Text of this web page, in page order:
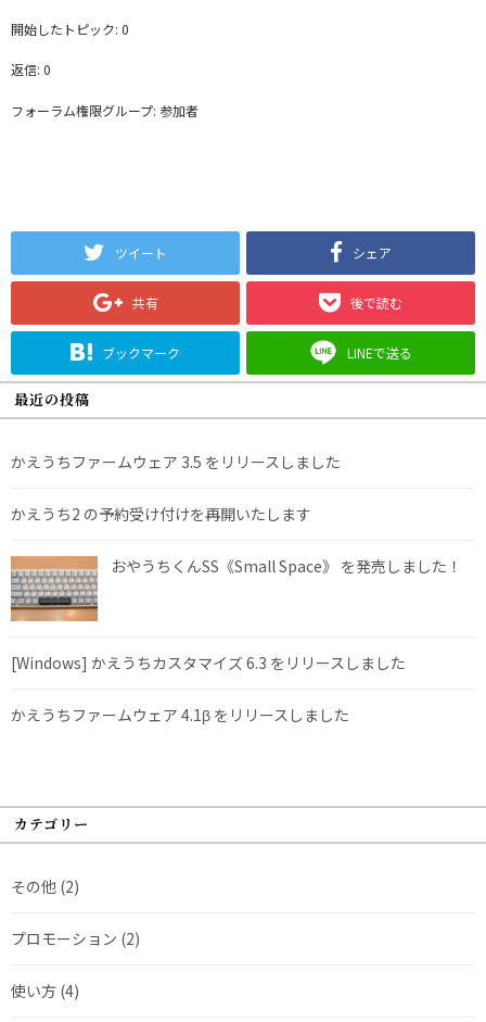
開始したトピック: 0
返信: 0
フォーラム権限グループ: 参加者
ツイート シェア
共有 後で読む
ブックマーク LINEで送る
最近の投稿
かえうちファームウェア 3.5 をリリースしました
かえうち2 の予約受け付けを再開いたします
おやうちくんSS《Small Space》 を発売しました！
[Windows] かえうちカスタマイズ 6.3 をリリースしました
かえうちファームウェア 4.1β をリリースしました
カテゴリー
その他 (2)
プロモーション (2)
使い方 (4)